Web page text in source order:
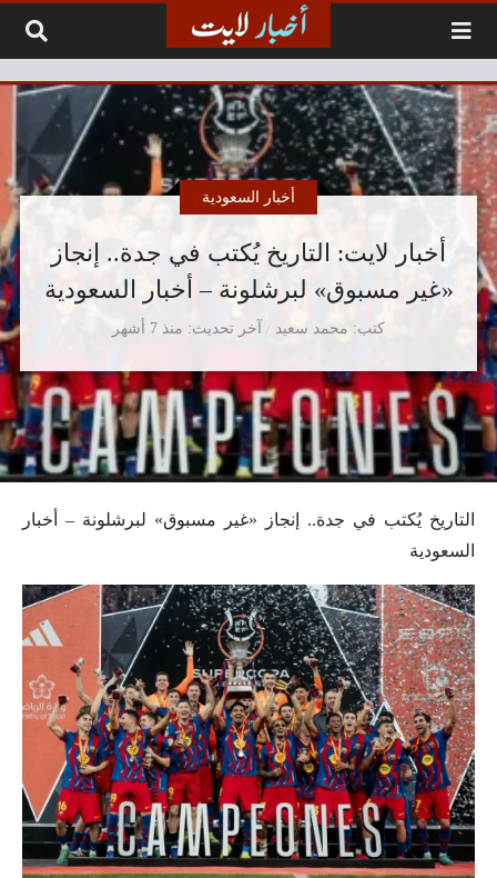
أخبار لايت: التاريخ يُكتب في جدة.. إنجاز
«غير مسبوق» لبرشلونة – أخبار السعودية
كتب محمد سعيد
أخبار السعودية
آخر تحديث منذ 7 أشهر
التاريخ يُكتب في جدة.. إنجاز «غير مسبوق» لبرشلونة – أخبار
السعودية